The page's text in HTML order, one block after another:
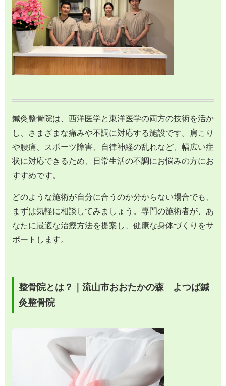
鍼灸整骨院は、西洋医学と東洋医学の両方の技術を活か
し、さまざまな痛みや不調に対応する施設です。肩こり
や腰痛、スポーツ障害、自律神経の乱れなど、幅広い症
状に対応できるため、日常生活の不調にお悩みの方にお
すすめです。
どのような施術が自分に合うのか分からない場合でも、
まずは気軽に相談してみましょう。専門の施術者が、あ
なたに最適な治療方法を提案し、健康な身体づくりをサ
ポートします。
整骨院とは？｜流山市おおたかの森 よつば鍼
灸整骨院